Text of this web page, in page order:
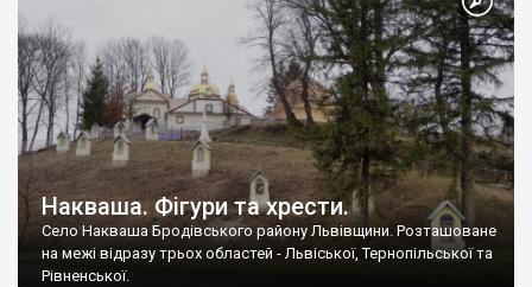
Накваша. Фігури та хрести.
Село Накваша Бродівського району Львівщини. Розташоване
на межі відразу трьох областей - Львіської, Тернопільської та
Рівненської.